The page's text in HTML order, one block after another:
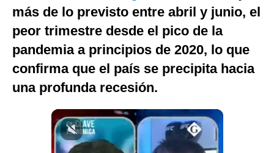
Internacional
Tecnología
Club del Suscriptor
G de Gestión
Notas Contratadas
más de lo previsto entre abril y junio, el
peor trimestre desde el pico de la
pandemia a principios de 2020, lo que
confirma que el país se precipita hacia
una profunda recesión.